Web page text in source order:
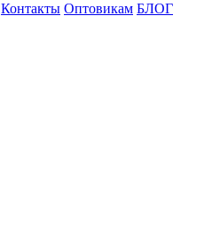
Контакты Оптовикам БЛОГ